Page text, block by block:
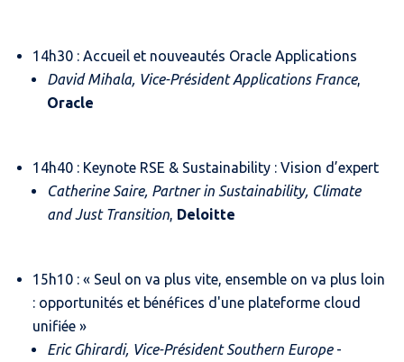
14h30 : Accueil et nouveautés Oracle Applications
David Mihala, Vice-Président Applications France,
Oracle
14h40 : Keynote RSE & Sustainability : Vision d’expert
Catherine Saire, Partner in Sustainability, Climate
and Just Transition, Deloitte
15h10 : « Seul on va plus vite, ensemble on va plus loin
: opportunités et bénéfices d'une plateforme cloud
unifiée »
Eric Ghirardi, Vice-Président Southern Europe-